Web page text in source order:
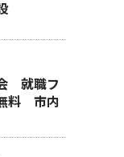
就職フ
料 市内